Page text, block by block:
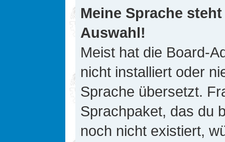
Meine Sprache
Auswahl!
Meist hat die Board-
nicht installiert oder
Sprache übersetzt.
Sprachpaket, das du
noch nicht existiert,